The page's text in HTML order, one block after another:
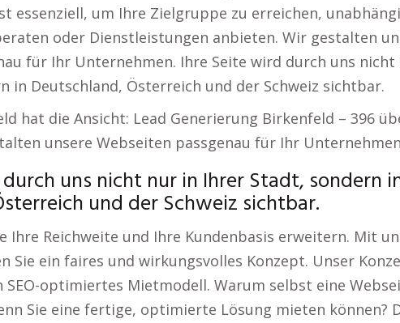
essenziell, um Ihre Zielgruppe zu erreichen,
oder Dienstleistungen anbieten. Wir gestalten
für Ihr Unternehmen. Ihre Seite wird durch uns nicht
in Deutschland, Österreich und der Schweiz sichtbar.
hat die Ansicht: Lead Generierung Birkenfeld – 396
unsere Webseiten passgenau für Ihr
uns nicht nur in Ihrer Stadt, sondern
und der Schweiz sichtbar.
Ihre Reichweite und Ihre Kundenbasis erweitern. Mit
Sie ein faires und wirkungsvolles Konzept. Unser
optimiertes Mietmodell. Warum selbst eine
Sie eine fertige, optimierte Lösung mieten können?